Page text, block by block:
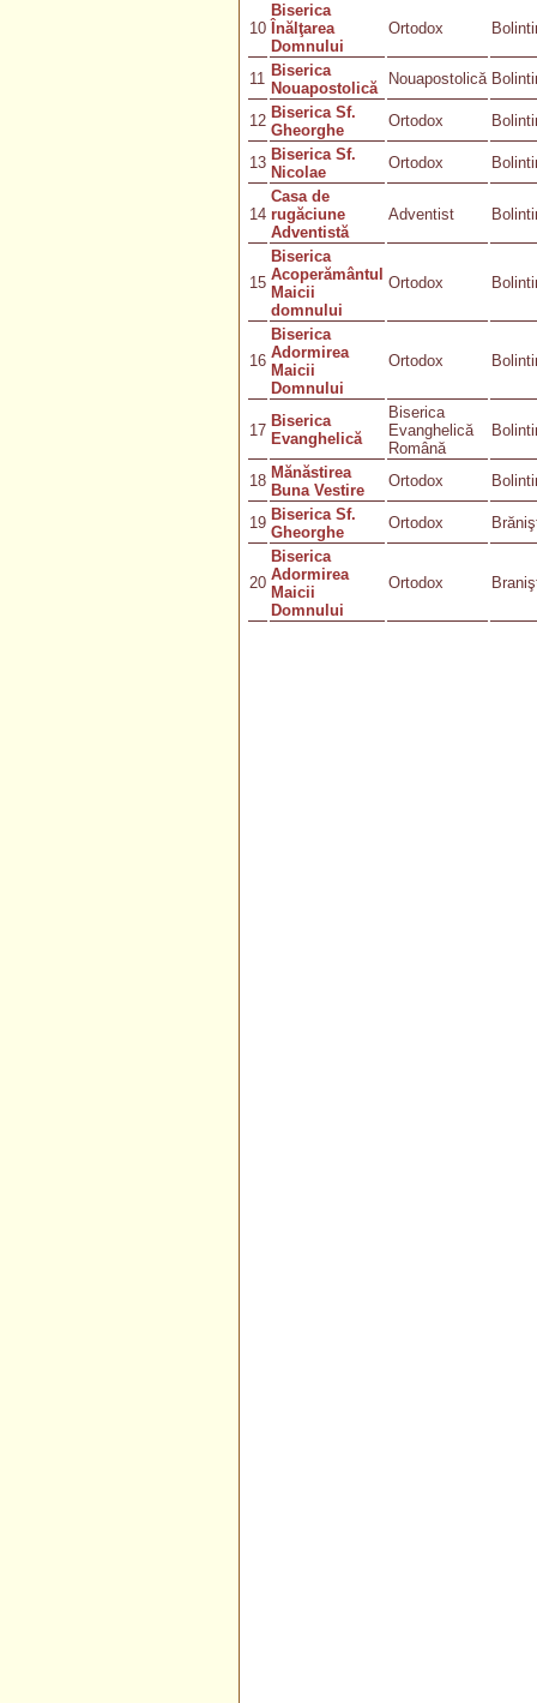
10
Biserica
Înălţarea
Domnului
Ortodox
11 Biserica
Nouapostolică
Nouapostolică
12 Biserica Sf.
Gheorghe
Ortodox
13 Biserica Sf.
Nicolae
Ortodox
14
Casa de
rugăciune
Adventistă
Adventist
15
Biserica
Acoperământul
Maicii
domnului
Ortodox
16
Biserica
Adormirea
Maicii
Domnului
Ortodox
17
Biserica
Evanghelică
Biserica
Evanghelică
Română
18 Mănăstirea
Buna Vestire
Ortodox
19 Biserica Sf.
Gheorghe
Ortodox
20
Biserica
Adormirea
Maicii
Domnului
Ortodox